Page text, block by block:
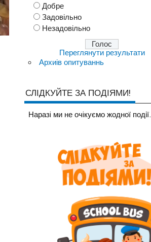
Добре
Задовільно
Незадовільно
Переглянути результати
Архиів опитуваннь
СЛІДКУЙТЕ ЗА ПОДІЯМИ!
Наразi ми не очiкуємо жодної події.